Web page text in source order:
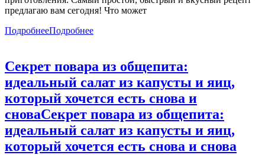
предлагаю вам сегодня! Что может
ПодробнееПодробнее
Секрет повара из общепита:
идеальный салат из капусты и яиц,
который хочется есть снова и
сноваСекрет повара из общепита:
идеальный салат из капусты и яиц,
который хочется есть снова и снова